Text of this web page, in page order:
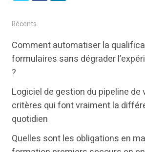
i
t
r
b
k
k
e
n
Récents
Comment automatiser la
formulaires sans dégrader
?
Logiciel de gestion du pipeline de
critères qui font vraiment la
quotidien
Quelles sont les obligations en